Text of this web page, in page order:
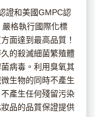
證和美國GMPC認
格執行國際化標
面達到最高品質！
的殺滅細菌繁殖體
病毒。利用臭氧其
生物的同時不產生
產生任何殘留污染
品的品質保證提供